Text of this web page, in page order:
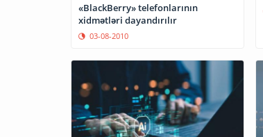
«BlackBerry» telefonlarının
xidmətləri dayandırılır
03-08-2010